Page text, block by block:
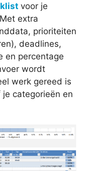
voor je
extra
prioriteiten
deadlines,
en percentage
wordt
werk gereed is
categorieën en